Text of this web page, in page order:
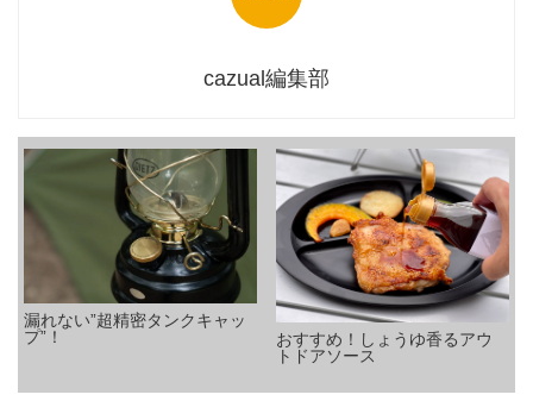
cazual編集部
漏れない”超精密タンクキャッ
プ”！
おすすめ！しょうゆ香るアウ
トドアソース